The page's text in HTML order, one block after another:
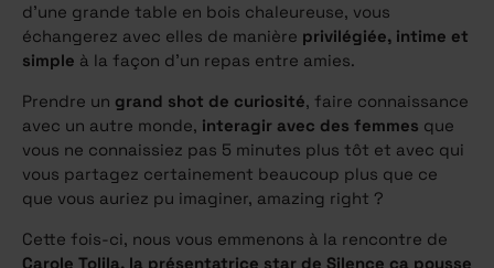
d’une grande table en bois chaleureuse, vous
échangerez avec elles de manière privilégiée, intime et
simple à la façon d’un repas entre amies.
Prendre un grand shot de curiosité, faire connaissance
avec un autre monde, interagir avec des femmes que
vous ne connaissiez pas 5 minutes plus tôt et avec qui
vous partagez certainement beaucoup plus que ce
que vous auriez pu imaginer, amazing right ?
Cette fois-ci, nous vous emmenons à la rencontre de
Carole Tolila, la présentatrice star de Silence ça pousse